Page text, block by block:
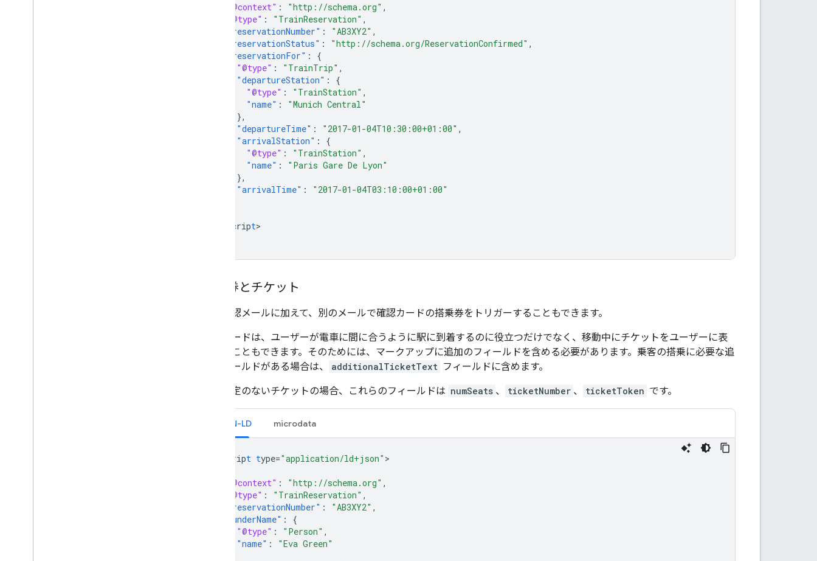
"@context" : "http://schema.org" ,
"@type" : "TrainReservation" ,
"reservationNumber" : "AB3XY2" ,
"reservationStatus" : "http://schema.org/ReservationConfirmed" ,
"reservationFor" :
{
"@type" : "TrainTrip" ,
"departureStation" :
{
"@type" : "TrainStation" ,
"name" :
"Munich Central"
},
"departureTime" : "2017-01-04T10:30:00+01:00" ,
"arrivalStation" :
{
"@type" : "TrainStation" ,
"name" :
"Paris Gare De Lyon"
},
"arrivalTime" :
"2017-01-04T03:10:00+01:00"
/script>
搭乗券とチケット
予約確認メールに加えて、別のメールで確認カードの搭乗券をトリガーすることもできます。
確認カードは、ユーザーが電車に間に合うように駅に到着するのに役立つだけでなく、移動中にチケットをユーザーに表
示することもできます。そのためには、マークアップに追加のフィールドを含める必要があります。乗客の搭乗に必要な追
加フィールドがある場合は、
additionalTicketText フィールドに含めます。
座席指定のないチケットの場合、これらのフィールドは numSeats 、 ticketNumber 、 ticketToken です。
JSON-LD microdata
script type="application/ld+json"
"@context" : "http://schema.org" ,
"@type" : "TrainReservation" ,
"reservationNumber" : "AB3XY2" ,
"underName" :
{
"@type" : "Person" ,
"name" :
"Eva Green"